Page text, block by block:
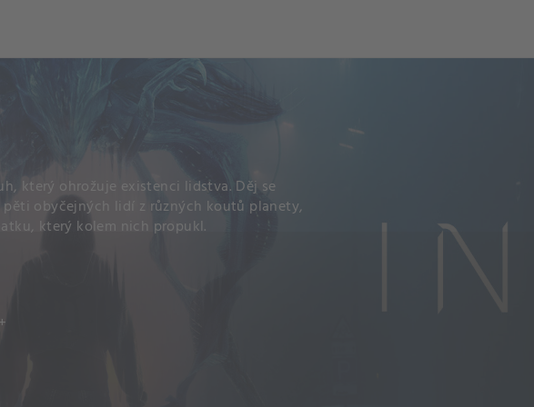
který ohrožuje existenci lidstva. Děj se
obyčejných lidí z různých koutů planety,
který kolem nich propukl.